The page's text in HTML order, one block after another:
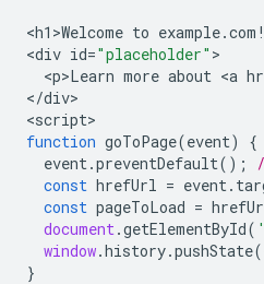
<h1>Welcome to example.com !
<div id="placeholder"
<p>Learn more about <a
</div>
<script
function goToPage(event)
{
event.preventDefault();
const hrefUrl = event.
const pageToLoad =
document.getElementById(
window.history.pushState
}